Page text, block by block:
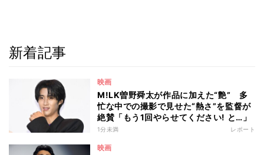
新着記事
映画
M!LK曽野舜太が作品に加えた“艶” 多
忙な中での撮影で見せた“熱さ”を監督が
絶賛「もう1回やらせてください! と…」
1分未満 レポート
映画